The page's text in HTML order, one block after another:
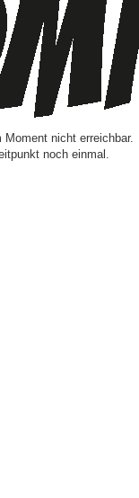
nicht erreichbar.
noch einmal.